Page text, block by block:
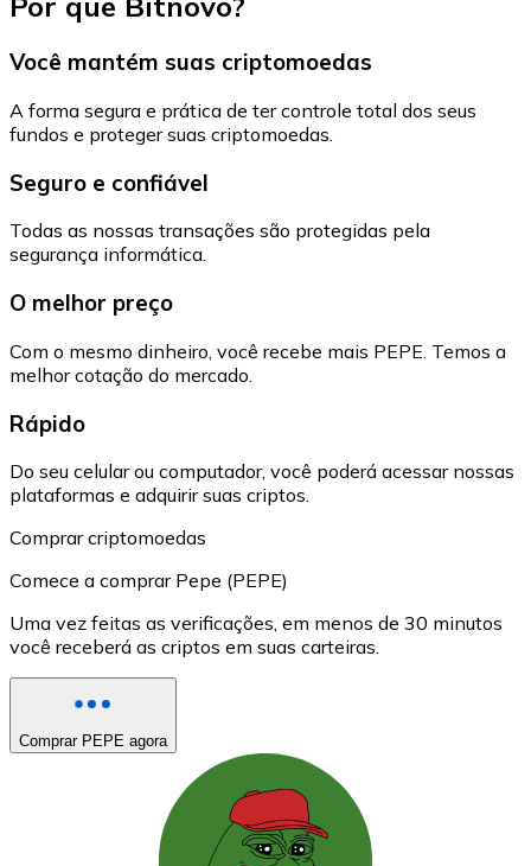
Você mantém suas criptomoedas
A forma segura e prática de ter controle total dos seus
fundos e proteger suas criptomoedas.
Seguro e confiável
Todas as nossas transações são protegidas pela
segurança informática.
O melhor preço
Com o mesmo dinheiro, você recebe mais PEPE. Temos a
melhor cotação do mercado.
Rápido
Do seu celular ou computador, você poderá acessar nossas
plataformas e adquirir suas criptos.
Comprar criptomoedas
Comece a comprar Pepe (PEPE)
Uma vez feitas as verificações, em menos de 30 minutos
você receberá as criptos em suas carteiras.
Comprar PEPE agora